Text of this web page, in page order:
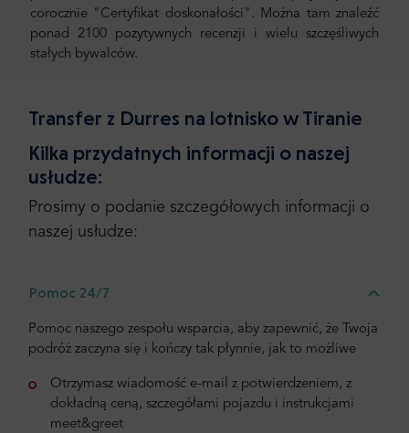
corocznie "Certyfikat doskonałości". Można tam znaleźć
ponad 2100 pozytywnych recenzji i wielu szczęśliwych
stałych bywalców.
Transfer z Durres na lotnisko w Tiranie
Kilka przydatnych informacji o naszej
usłudze:
Prosimy o podanie szczegółowych informacji o
naszej usłudze:
Pomoc 24/7
Pomoc naszego zespołu wsparcia, aby zapewnić, że Twoja
podróż zaczyna się i kończy tak płynnie, jak to możliwe
Otrzymasz wiadomość e-mail z potwierdzeniem, z
dokładną ceną, szczegółami pojazdu i instrukcjami
meet&greet